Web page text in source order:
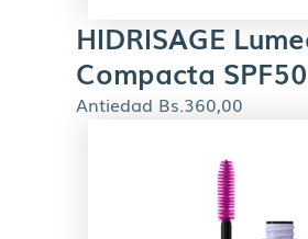
HIDRISAGE
Compacta SPF50
Antiedad Bs.360,00